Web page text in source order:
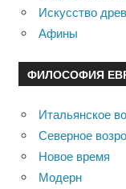
Искусство
Афины
ФИЛОСОФИЯ
Итальянское
Северное
Новое время
Модерн